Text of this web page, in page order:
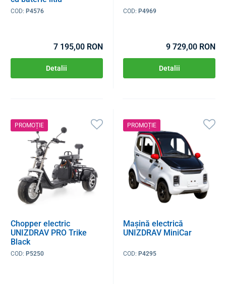
COD: P4576
7 195,00 RON
Detalii
COD: P4969
9 729,00 RON
Detalii
PROMOȚIE
Chopper electric
UNIZDRAV PRO Trike
Black
COD: P5250
PROMOȚIE
Mașină electrică
UNIZDRAV MiniCar
COD: P4295